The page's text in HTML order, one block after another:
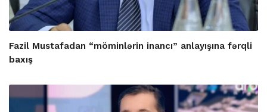
Fazil Mustafadan “möminlərin inancı” anlayışına fərqli
baxış